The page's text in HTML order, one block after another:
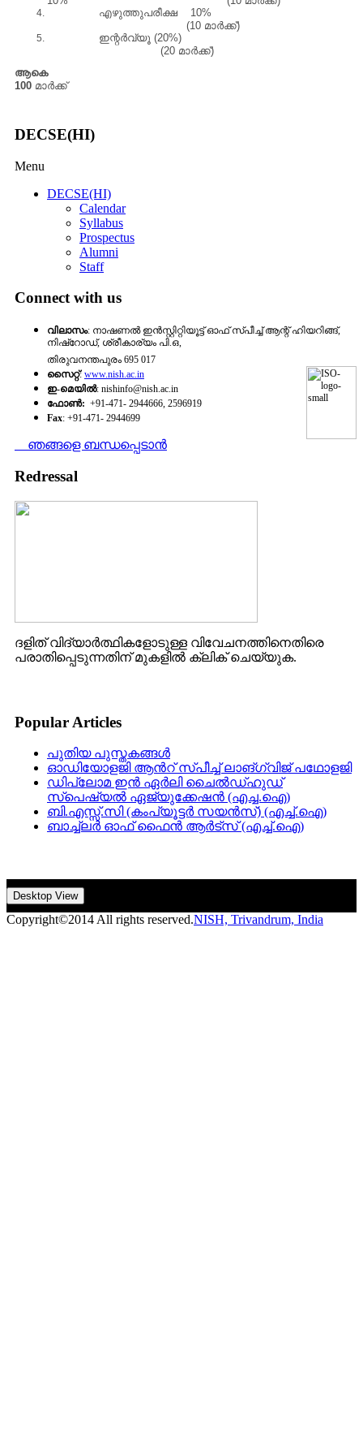
എഴുത്തുപരീക്ഷ 10%
(10 മാര്‍ക്ക്‌)
ഇന്റര്‍വ്യൂ (20%)
(20 മാര്‍ക്ക്‌)
100 മാര്‍ക്ക്‌
DECSE(HI)
Menu
DECSE(HI)
Calendar
Syllabus
Prospectus
Alumni
Staff
Connect with us
വിലാസം: നാഷണല്‍ ഇന്‍സ്റ്റിറ്റിയൂട്ട്‌ ഓഫ് സ്‌പീച്ച്‌ ആന്റ് ഹിയറിങ്ങ്‌,
നിഷ്‌റോഡ്‌, ശ്രീകാര്യം പി.ഒ,
തിരുവനന്തപുരം 695 017
സൈറ്റ്‌: www.nish.ac.in
ഇ-മെയില്‍: nishinfo@nish.ac.in
ഫോണ്‍: +91-471- 2944666, 2596919
Fax: +91-471- 2944699
ഞങ്ങളെ ബന്ധപ്പെടാന്‍
Redressal
ദളിത് വിദ്യാർത്ഥികളോടുള്ള വിവേചനത്തിനെതിരെ
പരാതിപ്പെടുന്നതിന് മുകളിൽ ക്ലിക് ചെയ്യുക.
Popular Articles
പുതിയ പുസ്തകങ്ങൾ
ഓഡിയോളജി ആന്‍റ്‌ സ്പീച്ച് ലാങ്ഗ്വിജ് പഥോളജി
ഡിപ്ലോമ ഇന്‍ ഏര്‍ലി ചൈൽഡ്ഹുഡ്
സ്പെഷ്യൽ ഏജ്യുക്കേഷന്‍ (എച്ച.ഐ)
ബി.എസ്സ്.സി (കംപ്യൂട്ടർ സയൻസ്) (എച്ച്.ഐ)
ബാച്ച്ലർ ഓഫ് ഫൈന്‍ ആർട്സ് (എച്ച്.ഐ)
Desktop View
Copyright©2014 All rights reserved.NISH, Trivandrum, India